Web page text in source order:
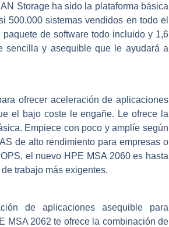
Storage ha sido la plataforma básica
500.000 sistemas vendidos en todo el
de software todo incluido y 1,6
sencilla y asequible que le ayudará a
ofrecer aceleración de aplicaciones
el bajo coste le engañe. Le ofrece la
Empiece con poco y amplíe según
de alto rendimiento para empresas o
el nuevo HPE MSA 2060 es hasta
trabajo más exigentes.
de aplicaciones asequible para
MSA 2062 te ofrece la combinación de